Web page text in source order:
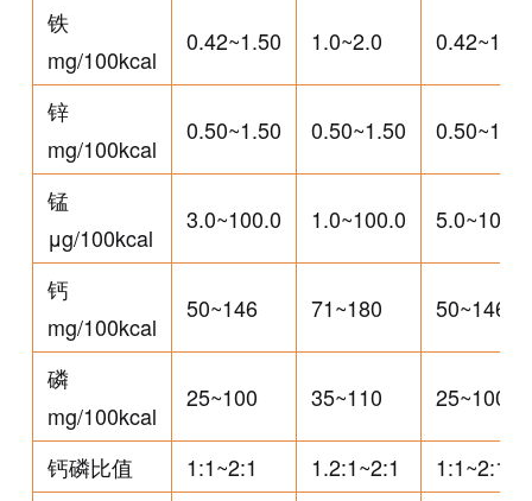
铁
mg/100kcal
0.42~1.50 1.0~2.0 0.42~1.51
锌
mg/100kcal
0.50~1.50 0.50~1.50 0.50~1.51
锰
μg/100kcal
3.0~100.0 1.0~100.0 5.0~100.4
钙
mg/100kcal
50~146 71~180 50~146
磷
mg/100kcal
25~100 35~110 25~100
钙磷比值 1:1~2:1 1.2:1~2:1
1:1~2:1